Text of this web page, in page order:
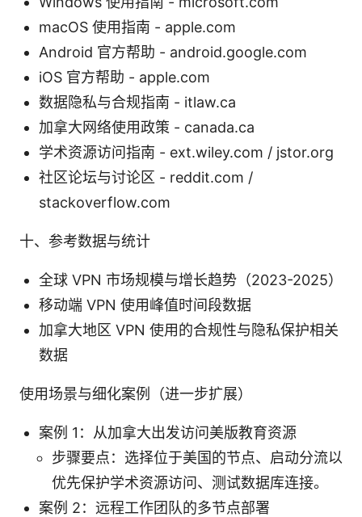
macOS 使用指南 - apple.com
Android 官方帮助 - android.google.com
iOS 官方帮助 - apple.com
数据隐私与合规指南 - itlaw.ca
加拿大网络使用政策 - canada.ca
学术资源访问指南 - ext.wiley.com / jstor.org
社区论坛与讨论区 - reddit.com /
stackoverflow.com
十、参考数据与统计
全球 VPN 市场规模与增长趋势（2023-2025）
移动端 VPN 使用峰值时间段数据
加拿大地区 VPN 使用的合规性与隐私保护相关
数据
使用场景与细化案例（进一步扩展）
案例 1：从加拿大出发访问美版教育资源
步骤要点：选择位于美国的节点、启动分流以
优先保护学术资源访问、测试数据库连接。
案例 2：远程工作团队的多节点部署